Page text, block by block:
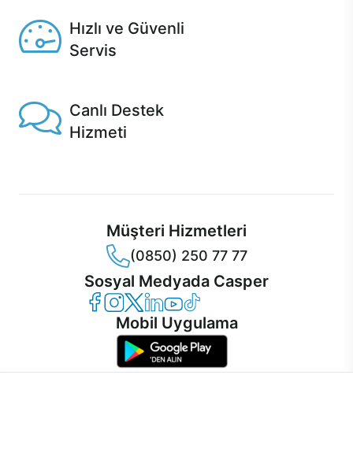
Hızlı ve Güvenli
Servis
Canlı Destek
Hizmeti
Müşteri Hizmetleri
(0850) 250 77 77
Sosyal Medyada Casper
Casper Facebook
Casper Instagram
Casper Twitter
Casper LinkedIn
Casper YouTube
Casper TikTok
Mobil Uygulama